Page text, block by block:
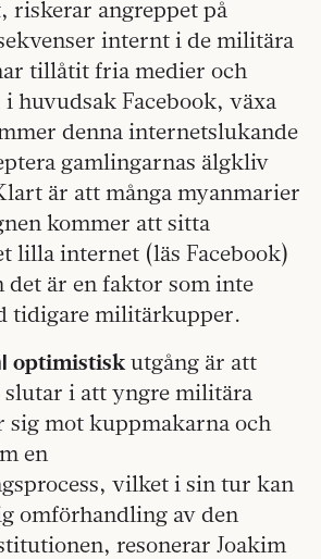
riskerar angreppet på
internt i de militära
tillåtit fria medier och
huvudsak Facebook, växa
denna internetslukande
gamlingarnas älgkliv
är att många myanmarier
kommer att sitta
lilla internet (läs Facebook)
det är en faktor som inte
tidigare militärkupper.
optimistisk utgång är att
i att yngre militära
sig mot kuppmakarna och
en
vilket i sin tur kan
omförhandling av den
resonerar Joakim